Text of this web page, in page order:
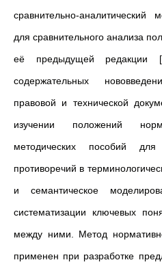
сравнительно-
для сравнительного анализа
её предыдущей редакции [
содержательных
правовой и технической
изучении положений
методических пособий
противоречий в
и семантическое
систематизации ключевых
между ними. Метод
применен при разработке